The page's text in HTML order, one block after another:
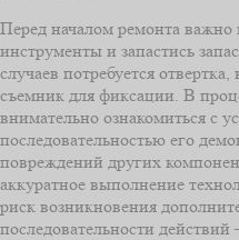
Перед началом ремонта важно
инструменты и запастись
случаев потребуется
съемник для фиксации. В
внимательно ознакомиться с
последовательностью его
повреждений других
аккуратное выполнение
риск возникновения
последовательности